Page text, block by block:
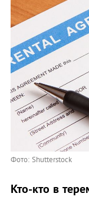
Фото: Shutterstock
Кто-кто в